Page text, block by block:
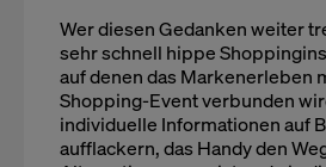
Wer diesen Gedanken weiter
sehr schnell hippe
auf denen das Markenerleben
Shopping-Event verbunden
individuelle Informationen auf
aufflackern, das Handy den